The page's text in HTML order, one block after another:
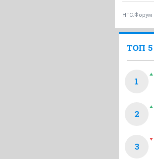
НГС.Форум
ТОП 5
1
2
3